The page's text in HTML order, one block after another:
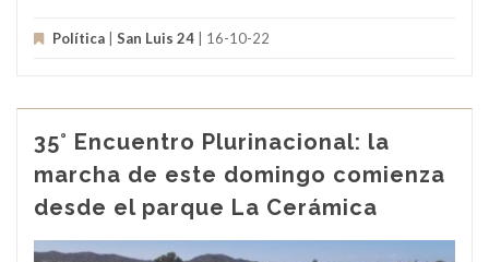
Política San Luis 24 | 16-10-22
35° Encuentro Plurinacional: la
marcha de este domingo comienza
desde el parque La Cerámica